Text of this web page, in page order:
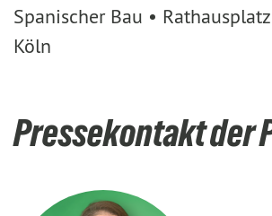
Spanischer Bau •
Köln
Pressekontakt der